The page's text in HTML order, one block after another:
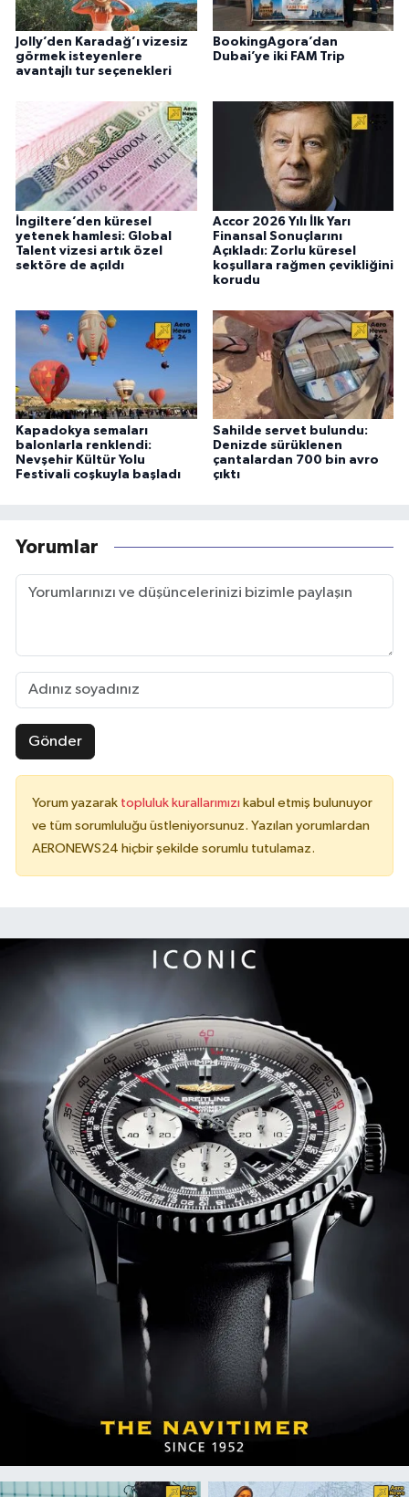
Jolly’den Karadağ’ı vizesiz
görmek isteyenlere
avantajlı tur seçenekleri
BookingAgora’dan
Dubai’ye iki FAM Trip
İngiltere’den küresel
yetenek hamlesi: Global
Talent vizesi artık özel
sektöre de açıldı
Accor 2026 Yılı İlk Yarı
Finansal Sonuçlarını
Açıkladı: Zorlu küresel
koşullara rağmen çevikliğini
korudu
Kapadokya semaları
balonlarla renklendi:
Nevşehir Kültür Yolu
Festivali coşkuyla başladı
Sahilde servet bulundu:
Denizde sürüklenen
çantalardan 700 bin avro
çıktı
Yorumlar
Gönder
Yorum yazarak topluluk kurallarımızı kabul etmiş bulunuyor
ve tüm sorumluluğu üstleniyorsunuz. Yazılan yorumlardan
AERONEWS24 hiçbir şekilde sorumlu tutulamaz.